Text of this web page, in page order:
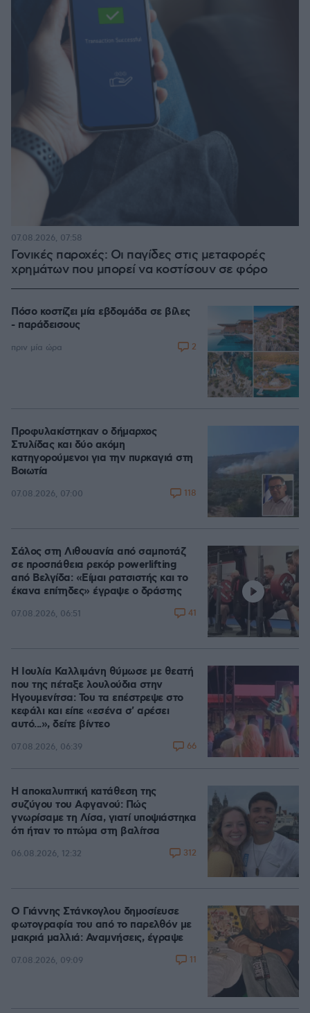
Γονικές παροχές: Οι παγίδες στις μεταφορές
χρημάτων που μπορεί να κοστίσουν σε φόρο
07.08.2026, 07:58
Πόσο κοστίζει μία εβδομάδα σε βίλες
- παράδεισους
πριν μία ώρα 2
Προφυλακίστηκαν ο δήμαρχος
Στυλίδας και δύο ακόμη
κατηγορούμενοι για την πυρκαγιά στη
Βοιωτία
07.08.2026, 07:00 118
Σάλος στη Λιθουανία από σαμποτάζ
σε προσπάθεια ρεκόρ powerlifting
από Βελγίδα: «Είμαι ρατσιστής και το
έκανα επίτηδες» έγραψε ο δράστης
07.08.2026, 06:51 41
Η Ιουλία Καλλιμάνη θύμωσε με θεατή
που της πέταξε λουλούδια στην
Ηγουμενίτσα: Του τα επέστρεψε στο
κεφάλι και είπε «εσένα σ' αρέσει
αυτό...», δείτε βίντεο
07.08.2026, 06:39 66
Η αποκαλυπτική κατάθεση της
συζύγου του Αφγανού: Πώς
γνωρίσαμε τη Λίσα, γιατί υποψιάστηκα
ότι ήταν το πτώμα στη βαλίτσα
06.08.2026, 12:32 312
Ο Γιάννης Στάνκογλου δημοσίευσε
φωτογραφία του από το παρελθόν με
μακριά μαλλιά: Αναμνήσεις, έγραψε
07.08.2026, 09:09 11